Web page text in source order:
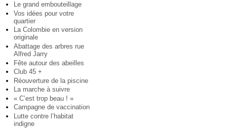
Le grand embouteillage
Vos idées pour votre
quartier
La Colombie en version
originale
Abattage des arbres rue
Alfred Jarry
Fête autour des abeilles
Club 45 +
Réouverture de la piscine
La marche à suivre
« C’est trop beau ! »
Campagne de vaccination
Lutte contre l’habitat
indigne